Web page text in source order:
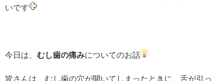
いです
今日は、 むし歯の痛みについてのお話
皆さんは、むし歯の穴が開いてしまったときに、舌が引っ